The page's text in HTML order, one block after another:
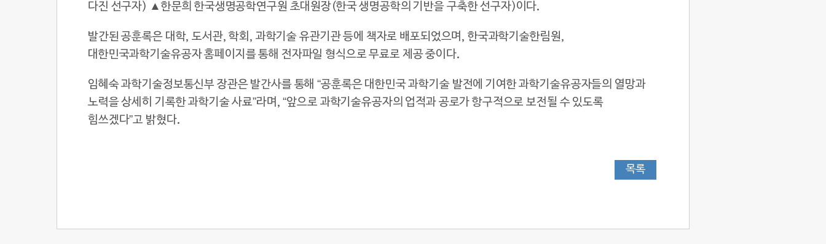
다진 선구자) ▲한문희 한국생명공학연구원 초대원장(한국 생명공학의 기반을 구축한 선구자)이다.
발간된 공훈록은 대학, 도서관, 학회, 과학기술 유관기관 등에 책자로 배포되었으며, 한국과학기술한림원,
대한민국과학기술유공자 홈페이지를 통해 전자파일 형식으로 무료로 제공 중이다.
임혜숙 과학기술정보통신부 장관은 발간사를 통해 “공훈록은 대한민국 과학기술 발전에 기여한 과학기술유공자들의 열망과
노력을 상세히 기록한 과학기술 사료”라며, “앞으로 과학기술유공자의 업적과 공로가 항구적으로 보전될 수 있도록
힘쓰겠다”고 밝혔다.
목록